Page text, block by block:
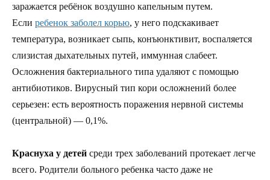
заражается ребёнок воздушно капельным путем.
Если ребенок заболел корью, у него подскакивает
температура, возникает сыпь, конъюнктивит, воспаляется
слизистая дыхательных путей, иммунная слабеет.
Осложнения бактериального типа удаляют с помощью
антибиотиков. Вирусный тип кори осложнений более
серьезен: есть вероятность поражения нервной системы
(центральной) — 0,1%.
Краснуха у детей среди трех заболеваний протекает легче
всего. Родители больного ребенка часто даже не